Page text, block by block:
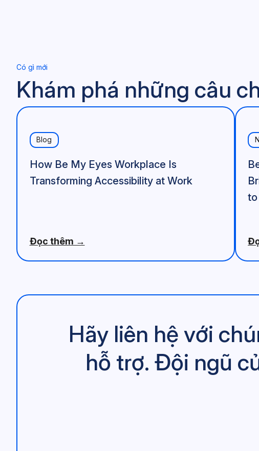
Có gì mới
Khám phá những câu
Blog
How Be My Eyes Workplace Is
Transforming Accessibility at Work
Đọc thêm →
to
Hãy liên hệ với
hỗ trợ. Đội ngũ